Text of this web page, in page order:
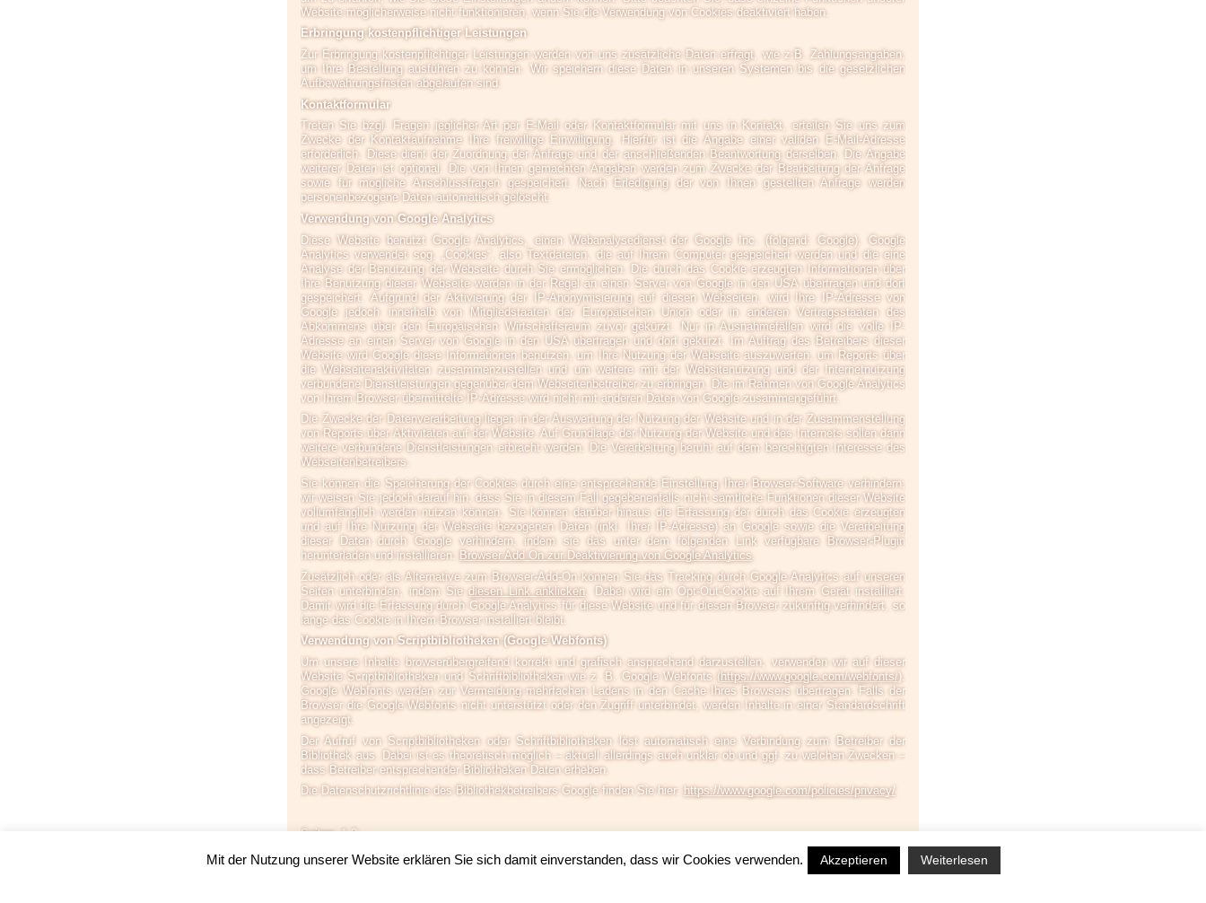
Website möglicherweise nicht funktionieren, wenn Sie die Verwendung von Cookies deaktiviert haben.
Erbringung kostenpflichtiger Leistungen
Zur Erbringung kostenpflichtiger Leistungen werden von uns zusätzliche Daten erfragt, wie z.B. Zahlungsangaben,
um Ihre Bestellung ausführen zu können. Wir speichern diese Daten in unseren Systemen bis die gesetzlichen
Aufbewahrungsfristen abgelaufen sind.
Kontaktformular
Treten Sie bzgl. Fragen jeglicher Art per E-Mail oder Kontaktformular mit uns in Kontakt, erteilen Sie uns zum
Zwecke der Kontaktaufnahme Ihre freiwillige Einwilligung. Hierfür ist die Angabe einer validen E-Mail-Adresse
erforderlich. Diese dient der Zuordnung der Anfrage und der anschließenden Beantwortung derselben. Die Angabe
weiterer Daten ist optional. Die von Ihnen gemachten Angaben werden zum Zwecke der Bearbeitung der Anfrage
sowie für mögliche Anschlussfragen gespeichert. Nach Erledigung der von Ihnen gestellten Anfrage werden
personenbezogene Daten automatisch gelöscht.
Verwendung von Google Analytics
Diese Website benutzt Google Analytics, einen Webanalysedienst der Google Inc. (folgend: Google). Google
Analytics verwendet sog. „Cookies“, also Textdateien, die auf Ihrem Computer gespeichert werden und die eine
Analyse der Benutzung der Webseite durch Sie ermöglichen. Die durch das Cookie erzeugten Informationen über
Ihre Benutzung dieser Webseite werden in der Regel an einen Server von Google in den USA übertragen und dort
gespeichert. Aufgrund der Aktivierung der IP-Anonymisierung auf diesen Webseiten, wird Ihre IP-Adresse von
Google jedoch innerhalb von Mitgliedstaaten der Europäischen Union oder in anderen Vertragsstaaten des
Abkommens über den Europäischen Wirtschaftsraum zuvor gekürzt. Nur in Ausnahmefällen wird die volle IP-
Adresse an einen Server von Google in den USA übertragen und dort gekürzt. Im Auftrag des Betreibers dieser
Website wird Google diese Informationen benutzen, um Ihre Nutzung der Webseite auszuwerten, um Reports über
die Webseitenaktivitäten zusammenzustellen und um weitere mit der Websitenutzung und der Internetnutzung
verbundene Dienstleistungen gegenüber dem Webseitenbetreiber zu erbringen. Die im Rahmen von Google Analytics
von Ihrem Browser übermittelte IP-Adresse wird nicht mit anderen Daten von Google zusammengeführt.
Die Zwecke der Datenverarbeitung liegen in der Auswertung der Nutzung der Website und in der Zusammenstellung
von Reports über Aktivitäten auf der Website. Auf Grundlage der Nutzung der Website und des Internets sollen dann
weitere verbundene Dienstleistungen erbracht werden. Die Verarbeitung beruht auf dem berechtigten Interesse des
Webseitenbetreibers.
Sie können die Speicherung der Cookies durch eine entsprechende Einstellung Ihrer Browser-Software verhindern;
wir weisen Sie jedoch darauf hin, dass Sie in diesem Fall gegebenenfalls nicht sämtliche Funktionen dieser Website
vollumfänglich werden nutzen können. Sie können darüber hinaus die Erfassung der durch das Cookie erzeugten
und auf Ihre Nutzung der Webseite bezogenen Daten (inkl. Ihrer IP-Adresse) an Google sowie die Verarbeitung
dieser Daten durch Google verhindern, indem sie das unter dem folgenden Link verfügbare Browser-Plugin
herunterladen und installieren: Browser Add On zur Deaktivierung von Google Analytics
Zusätzlich oder als Alternative zum Browser-Add-On können Sie das Tracking durch Google Analytics auf unseren
Seiten unterbinden, indem Siediesen Link anklicken. Dabei wird ein Opt-Out-Cookie auf Ihrem Gerät installiert.
Damit wird die Erfassung durch Google Analytics für diese Website und für diesen Browser zukünftig verhindert, so
lange das Cookie in Ihrem Browser installiert bleibt.
Verwendung von Scriptbibliotheken (Google Webfonts)
Um unsere Inhalte browserübergreifend korrekt und grafisch ansprechend darzustellen, verwenden wir auf dieser
Website Scriptbibliotheken und Schriftbibliotheken wie z. B. Google Webfonts (https://www.google.com/webfonts/).
Google Webfonts werden zur Vermeidung mehrfachen Ladens in den Cache Ihres Browsers übertragen. Falls der
Browser die Google Webfonts nicht unterstützt oder den Zugriff unterbindet, werden Inhalte in einer Standardschrift
angezeigt.
Der Aufruf von Scriptbibliotheken oder Schriftbibliotheken löst automatisch eine Verbindung zum Betreiber der
Bibliothek aus. Dabei ist es theoretisch möglich – aktuell allerdings auch unklar ob und ggf. zu welchen Zwecken –
dass Betreiber entsprechender Bibliotheken Daten erheben.
Die Datenschutzrichtlinie des Bibliothekbetreibers Google finden Sie hier: https://www.google.com/policies/privacy/
Seiten: 12
Mit der Nutzung unserer Website erklären Sie sich damit einverstanden, dass wir Cookies verwenden. Akzeptieren Weiterlesen